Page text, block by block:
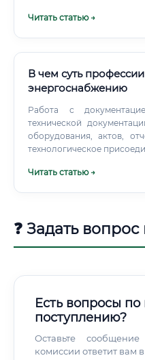
Читать статью →
В чем суть
энергоснабжению
Работа с
технической
оборудования, актов,
технологическое
Читать статью →
❓ Задать
Есть вопросы
поступлению?
Оставьте
комиссии ответит вам